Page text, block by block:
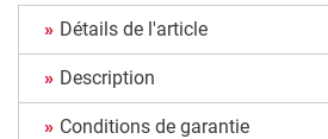
Détails de l'article
Description
Conditions de garantie